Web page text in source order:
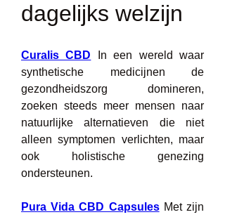
dagelijks welzijn
Curalis CBD In een wereld waar
synthetische medicijnen de
gezondheidszorg domineren,
zoeken steeds meer mensen naar
natuurlijke alternatieven die niet
alleen symptomen verlichten, maar
ook holistische genezing
ondersteunen.
Pura Vida CBD Capsules Met zijn